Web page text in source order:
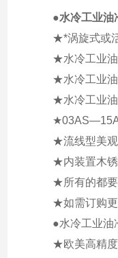
●水冷工业油
★*涡旋式或
★水冷工业
★水冷工业
★水冷工业油
★流线型美
★内装置木
★所有的都要
★如需订购更
●水冷工业油
★欧美高精